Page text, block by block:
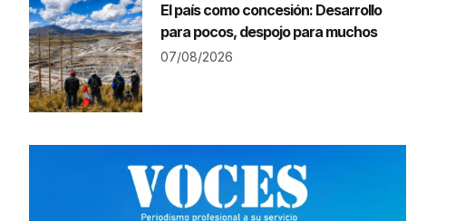
El país como concesión: Desarrollo
para pocos, despojo para muchos
07/08/2026